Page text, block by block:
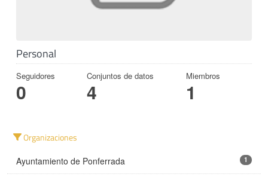
Personal
Seguidores
0
Conjuntos de datos
4
Miembros
1
Organizaciones
Ayuntamiento de Ponferrada 1